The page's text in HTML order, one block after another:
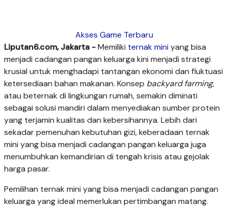
Akses Game Terbaru
Liputan6.com, Jakarta -Memiliki ternak miniyang bisa
menjadi cadangan pangan keluarga kini menjadi strategi
krusial untuk menghadapi tantangan ekonomi dan fluktuasi
ketersediaan bahan makanan. Konsep backyard farming,
atau beternak di lingkungan rumah, semakin diminati
sebagai solusi mandiri dalam menyediakan sumber protein
yang terjamin kualitas dan kebersihannya. Lebih dari
sekadar pemenuhan kebutuhan gizi, keberadaan ternak
mini yang bisa menjadi cadangan pangan keluarga juga
menumbuhkan kemandirian di tengah krisis atau gejolak
harga pasar.
Pemilihan ternak mini yang bisa menjadi cadangan pangan
keluarga yang ideal memerlukan pertimbangan matang.